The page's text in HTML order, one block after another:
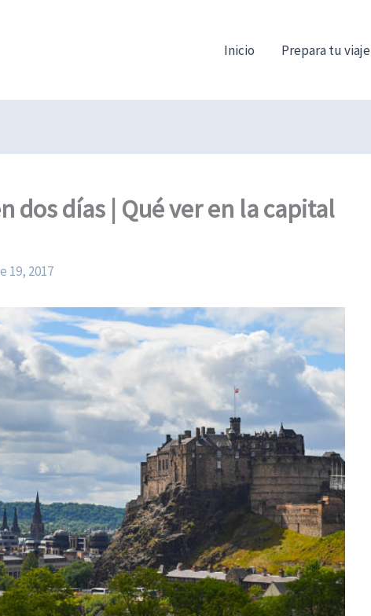
Inicio Prepara tu viaje
dos días | Qué ver en la capital
19, 2017